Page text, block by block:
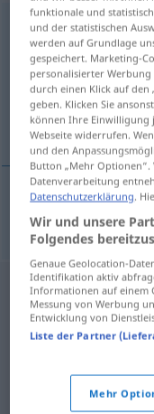
kondenzirati <impf/
Übersicht aller
(Für mehr Details die
kondensieren
kondensieren
funktionale und
und der statistischen
werden auf Grundlage
gespeichert. Marketing-
personalisierter
durch einen Klick auf
geben. Klicken Sie
können Ihre Einwilligung
Webseite widerrufen.
und den
Button „Mehr Optionen“.
Datenverarbeitung
Datenschutzerklärung.
Wir und unsere
Folgendes
Genaue Geolocation-
Identifikation aktiv
Informationen auf einem
Messung von Werbung
Entwicklung von
Liste der Partner
Mehr